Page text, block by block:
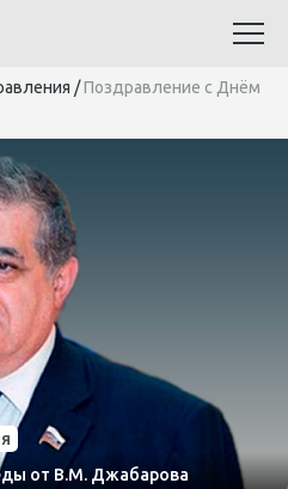
/Поздравление с Днём
от В.М. Джабарова